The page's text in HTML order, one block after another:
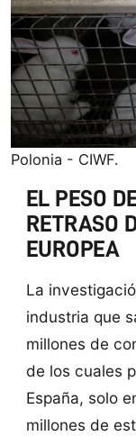
Polonia - CIWF.
EL PESO
RETRASO
EUROPEA
La
industria que
millones de
de los cuales
España, solo
millones de